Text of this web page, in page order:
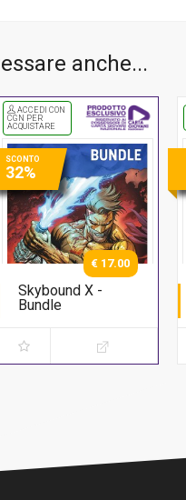
anche...
ACCEDI CON
CGN PER
ACQUISTARE
Skybound X -
Bundle
(regular)
€ 17.00
SCONTO
32%